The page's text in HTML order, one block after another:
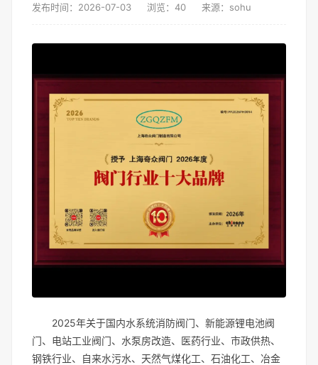
发布时间：2026-07-03 浏览：40 来源：sohu
2025年关于国内水系统消防阀门、新能源锂电池阀
门、电站工业阀门、水泵房改造、医药行业、市政供热、
钢铁行业、自来水污水、天然气煤化工、石油化工、冶金